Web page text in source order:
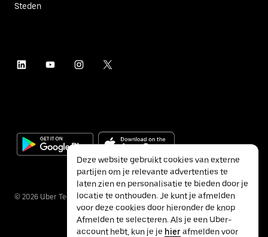
Steden
© 2026 Uber Technologies Inc.
Deze website gebruikt cookies van externe
partijen om je relevante advertenties te
laten zien en personalisatie te bieden door je
locatie te onthouden. Je kunt je afmelden
voor deze cookies door hieronder de knop
Afmelden te selecteren. Als je een Uber-
account hebt, kun je je hierafmelden voor